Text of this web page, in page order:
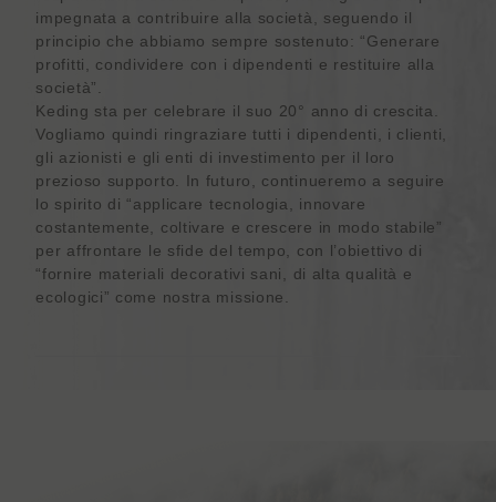
impegnata a contribuire alla società, seguendo il
principio che abbiamo sempre sostenuto: “Generare
profitti, condividere con i dipendenti e restituire alla
società”.
Keding sta per celebrare il suo 20° anno di crescita.
Vogliamo quindi ringraziare tutti i dipendenti, i clienti,
gli azionisti e gli enti di investimento per il loro
prezioso supporto. In futuro, continueremo a seguire
lo spirito di “applicare tecnologia, innovare
costantemente, coltivare e crescere in modo stabile”
per affrontare le sfide del tempo, con l’obiettivo di
“fornire materiali decorativi sani, di alta qualità e
ecologici” come nostra missione.